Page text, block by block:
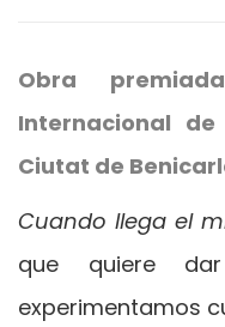
Obra
Internacional
Ciutat de
Cuando llega el
que quiere
experimentamos